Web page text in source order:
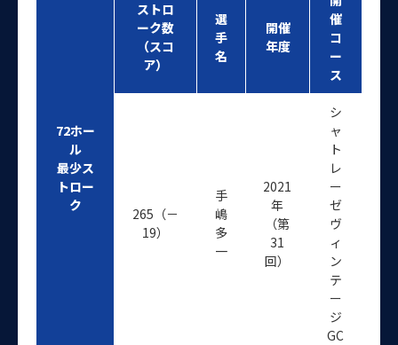
72ホー
ル
最少ス
トロー
ク
ストロ
ーク数
（スコ
ア）
選
手
名
開催
年度
催
コ
ー
ス
265（－
19）
手
嶋
多
一
2021
年
（第
31
回）
シ
ャ
ト
レ
ー
ゼ
ヴ
ィ
ン
テ
ー
ジ
GC